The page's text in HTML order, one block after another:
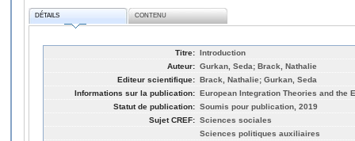
DÉTAILS CONTENU
Titre: Introduction
Auteur: Gurkan, Seda; Brack, Nathalie
Editeur scientifique: Brack, Nathalie; Gurkan, Seda
Informations sur la publication: European Integration Theories and the
Statut de publication: Soumis pour publication, 2019
Sujet CREF: Sciences sociales
Sciences politiques auxiliaires